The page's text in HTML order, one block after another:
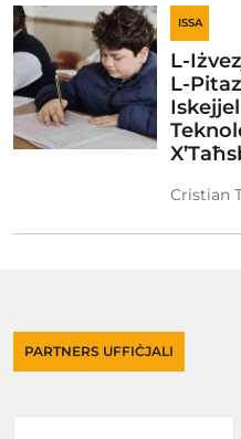
ISSA
L-
L-
Cristian
PARTNERS UFFIĊJALI